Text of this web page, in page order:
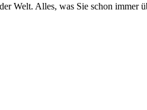
Welt. Alles, was Sie schon